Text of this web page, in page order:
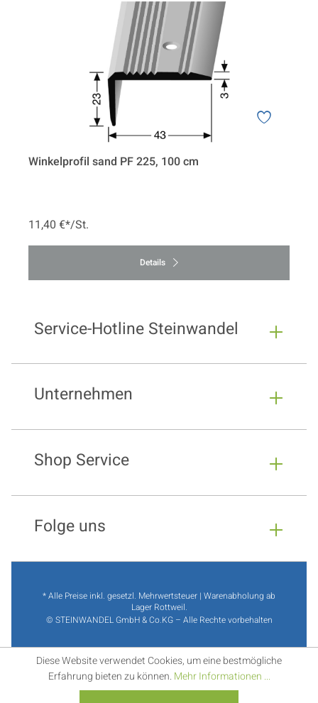
Winkelprofil sand PF 225, 100 cm
11,40 €*/St.
Details
Service-Hotline Steinwandel
Unternehmen
Shop Service
Folge uns
* Alle Preise inkl. gesetzl. Mehrwertsteuer | Warenabholung ab
Lager Rottweil.
© STEINWANDEL GmbH & Co.KG – Alle Rechte vorbehalten
Diese Website verwendet Cookies, um eine bestmögliche
Erfahrung bieten zu können. Mehr Informationen ...